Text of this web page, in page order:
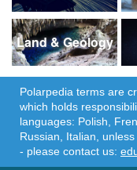
Land & Geology
Polarpedia terms are
which holds
languages: Polish,
Russian, Italian,
- please contact us: